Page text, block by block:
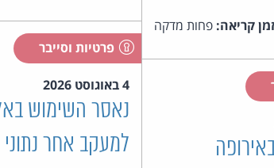
זמן קריאה: פחות מדקה
פרטיות וסייבר
4 באוגוסט 2026
נאסר השימוש
למעקב אחר